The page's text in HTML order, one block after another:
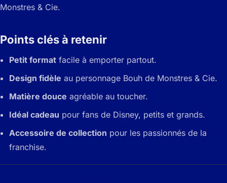
Monstres & Cie.
Points clés à retenir
Petit format facile à emporter partout.
Design fidèle au personnage Bouh de Monstres & Cie.
Matière douce agréable au toucher.
Idéal cadeau pour fans de Disney, petits et grands.
Accessoire de collection pour les passionnés de la
franchise.